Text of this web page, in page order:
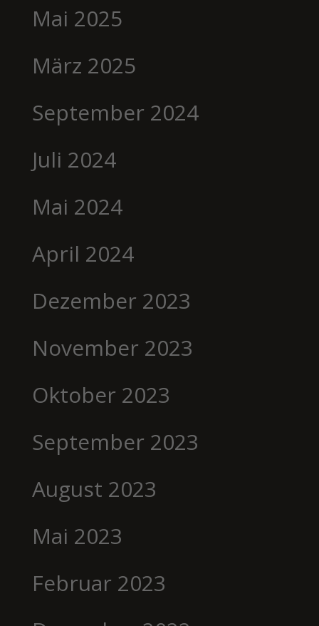
Mai 2025
März 2025
September 2024
Juli 2024
Mai 2024
April 2024
Dezember 2023
November 2023
Oktober 2023
September 2023
August 2023
Mai 2023
Februar 2023